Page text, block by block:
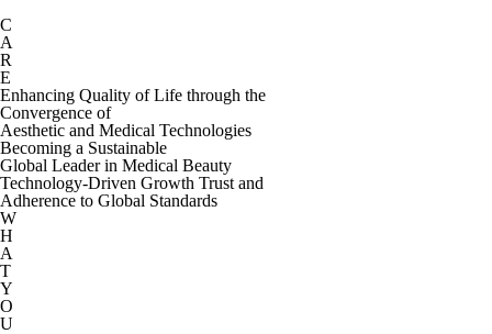
C
A
R
E
Enhancing Quality of Life through the
Convergence of
Aesthetic and Medical Technologies
Becoming a Sustainable
Global Leader in Medical Beauty
Technology-Driven Growth Trust and
Adherence to Global Standards
W
H
A
T
Y
O
U